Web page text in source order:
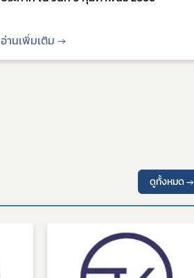
อ่านเพิ่มเติม →
ดูทั้งหมด →